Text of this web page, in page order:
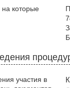
на которые
участия в